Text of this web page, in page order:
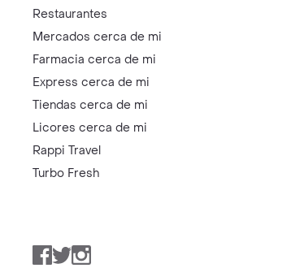
Restaurantes
Mercados cerca de mi
Farmacia cerca de mi
Express cerca de mi
Tiendas cerca de mi
Licores cerca de mi
Rappi Travel
Turbo Fresh
Facebook
TwitterInstagram